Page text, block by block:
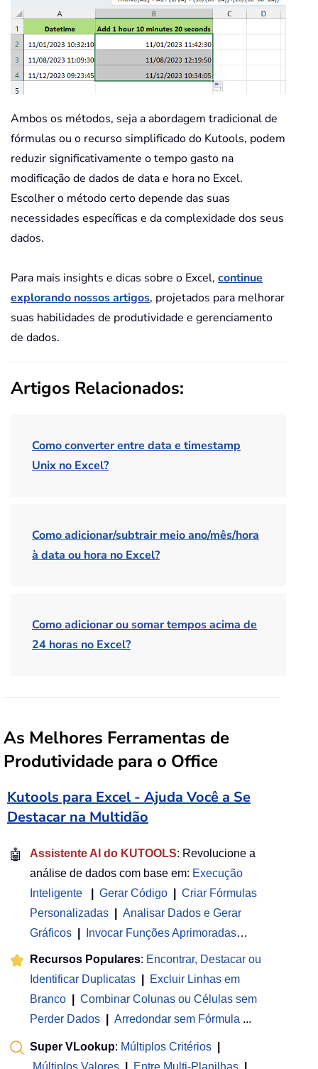
Ambos os métodos, seja a abordagem tradicional de
fórmulas ou o recurso simplificado do Kutools, podem
reduzir significativamente o tempo gasto na
modificação de dados de data e hora no Excel.
Escolher o método certo depende das suas
necessidades específicas e da complexidade dos seus
dados.
Para mais insights e dicas sobre o Excel, continue
explorando nossos artigos, projetados para melhorar
suas habilidades de produtividade e gerenciamento
de dados.
Artigos Relacionados:
Como converter entre data e timestamp
Unix no Excel?
Como adicionar/subtrair meio ano/mês/hora
à data ou hora no Excel?
Como adicionar ou somar tempos acima de
24 horas no Excel?
As Melhores Ferramentas de
Produtividade para o Office
Kutools para Excel - Ajuda Você a Se
Destacar na Multidão
🤖 Assistente AI do KUTOOLS: Revolucione a
análise de dados com base em: Execução
Inteligente
Gerar Código
Criar Fórmulas
Personalizadas
Analisar Dados e Gerar
Gráficos
Invocar Funções Aprimoradas…
Recursos Populares: Encontrar, Destacar ou
Identificar Duplicatas
Excluir Linhas em
Branco
Combinar Colunas ou Células sem
Perder Dados
Arredondar sem Fórmula ...
Super VLookup: Múltiplos Critérios